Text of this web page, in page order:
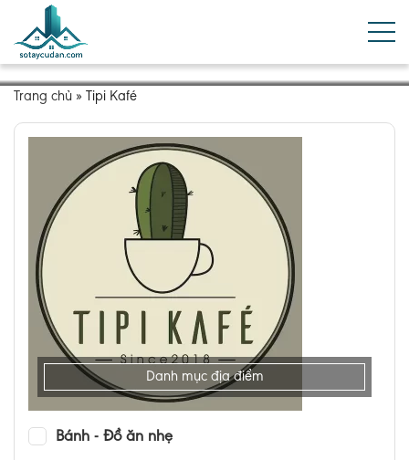
Trang chủ » Tipi Kafé
Danh mục địa điểm
Bánh - Đồ ăn nhẹ